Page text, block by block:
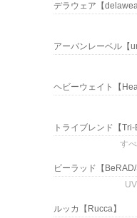
デラウェア 【
アーバンレーベル 【
ヘビーウェイト
【
トライブレンド 【
す
ビーラッド 【
ルッカ
【Rucca】